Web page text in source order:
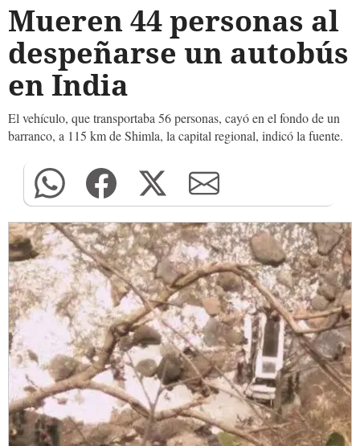
Mueren 44 personas al
despeñarse un autobús
en India
El vehículo, que transportaba 56 personas, cayó en el fondo de un
barranco, a 115 km de Shimla, la capital regional, indicó la fuente.